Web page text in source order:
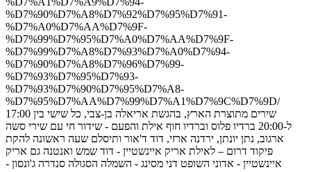
%D7%90%D7%A8%D7%92%D7%95%D7%91-
%D7%A0%D7%AA%D7%9F-
%D7%99%D7%95%D7%A0%D7%AA%D7%9F-
%D7%99%D7%A8%D7%93%D7%A0%D7%94-
%D7%90%D7%A8%D7%96%D7%99-
%D7%93%D7%95%D7%93-
%D7%93%D7%90%D7%95%D7%A8-
%D7%95%D7%AA%D7%99%D7%A1%D7%9C%D7%9D/
שירים מתוצרת הארץ, בהגשת אריאלה בן-צבי, כל שישי בין 17:00
ל-20:00 ברדיו פלוס וברדיו חוף אילת והפעם - שידור חי עם שירי סשה
ארגוב, נתן יונתן, ירדנה ארזי, דוד ד'אור ותיסלם שעה ראשונה להקת
פיקוד דרום – לאילת אריק איינשטיין - דוד שמש ואנטנה גם אריק
איינשטיין - אדוני השופט דני מסינג - השמלה הסגולה סנדרה ג'ונסון -